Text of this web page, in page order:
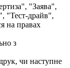
"Заява",
"Тест-драйв",
на правах
з
чи наступне